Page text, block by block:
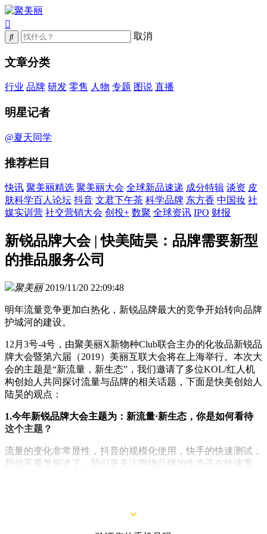
取消
文章分类
行业 品牌 研发 零售 人物 专题 图说 直播
明星记者
@夏天同学
推荐栏目
快讯 聚美丽精选 聚美丽大会 全球新品速递 成分特辑 谈资 皮
肤科学百人论坛 抖音 文君下午茶 科学品牌 东方香 中国妆 社
媒实训营 社交营销大会 创投+ 数聚 全球资讯 IPO 财报
新锐品牌大会 | 快美陆昊：品牌需要新型
的推品服务公司
聚美丽 2019/11/20 22:09:48
明年流量竞争更加白热化，新锐品牌最大的竞争开始转向品牌
护城河的建设。
12月3号-4号，由聚美丽X新物种Club联合主办的化妆品新锐品
牌大会暨第六届（2019）美丽互联大会将在上海举行。本次大
会的主题是“新流量，新生态”，我们邀请了多位KOL/红人机
构创始人共同探讨流量与品牌的相关话题，下面是快美创始人
陆昊的观点：
1.今年新锐品牌大会主题为：新流量·新生态，你是如何看待
这个主题？
流量的变化非常显性，抖音的规模化使用，快手的快速测试，
我就不重复阐述了。我们更关注围绕品牌的生态正在快速重